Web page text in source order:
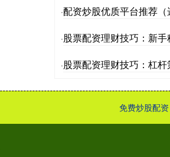
·配资炒股优质平台推荐（
·股票配资理财技巧：新
·股票配资理财技巧：杠
免费炒股配资